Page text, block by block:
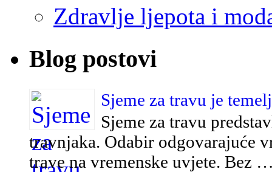
Zdravlje ljepota i
Blog postovi
Sjeme za travu je
Sjeme za travu
travnjaka. Odabir odgovarajuće
trave na vremenske uvjete. Bez